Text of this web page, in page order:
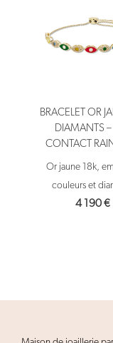
BRACELET OR
DIAMANTS –
CONTACT
Or jaune 18k,
couleurs et
4 190€